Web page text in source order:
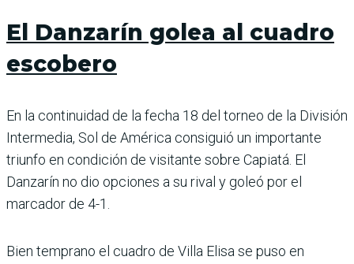
El Danzarín golea al cuadro
escobero
En la continuidad de la fecha 18 del torneo de la División
Intermedia, Sol de Amé­rica consiguió un impor­tante
triunfo en condición de visitante sobre Capiatá. El
Danzarín no dio opcio­nes a su rival y goleó por el
marcador de 4-1.
Bien temprano el cuadro de Villa Elisa se puso en